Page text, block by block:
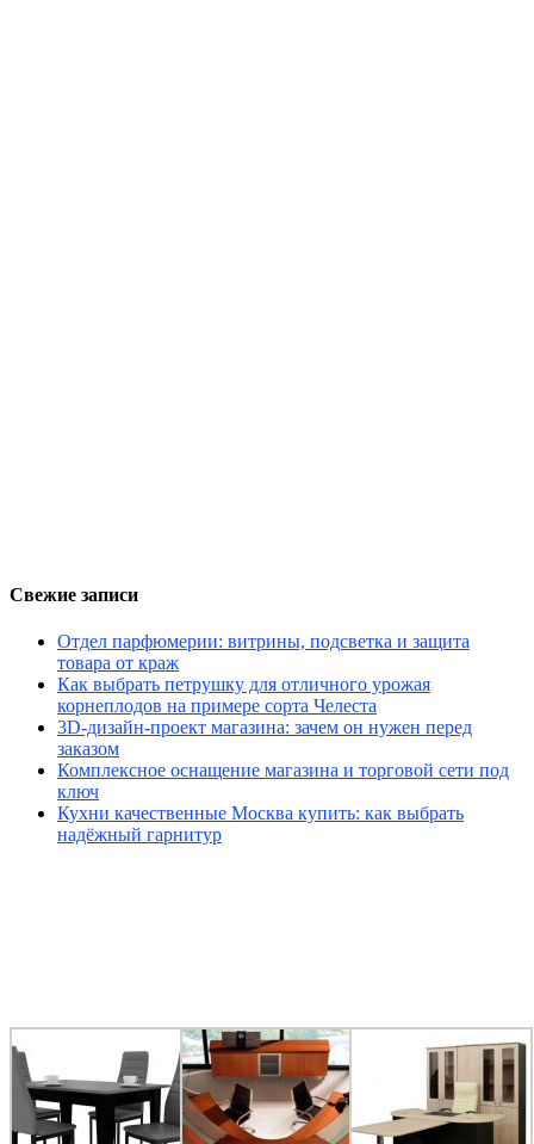
Свежие записи
Отдел парфюмерии: витрины, подсветка и защита
товара от краж
Как выбрать петрушку для отличного урожая
корнеплодов на примере сорта Челеста
3D-дизайн-проект магазина: зачем он нужен перед
заказом
Комплексное оснащение магазина и торговой сети под
ключ
Кухни качественные Москва купить: как выбрать
надёжный гарнитур